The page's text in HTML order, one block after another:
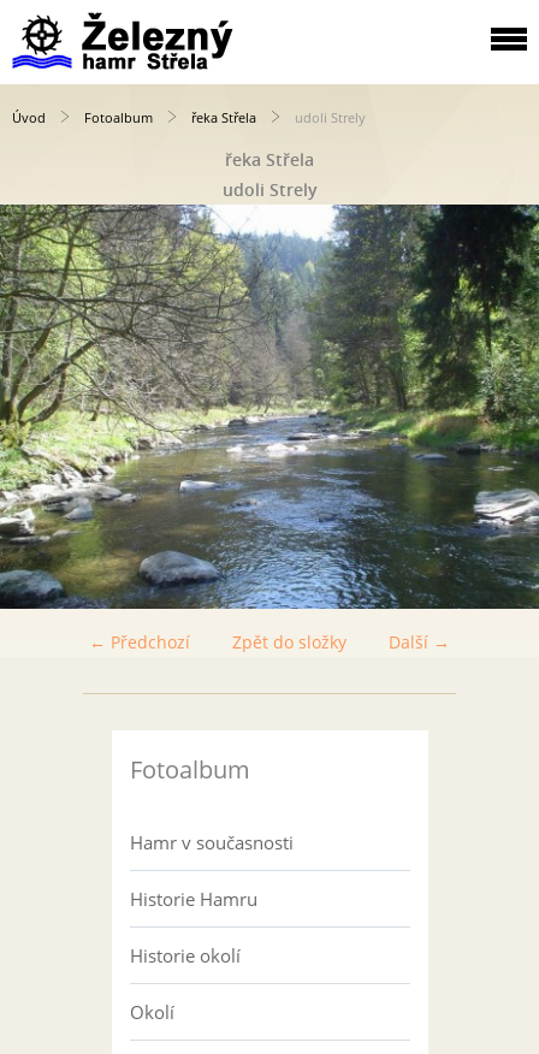
Úvod Fotoalbum řeka Střela udoli Strely
řeka Střela
udoli Strely
← Předchozí Další →
Zpět do složky
Fotoalbum
Hamr v současnosti
Historie Hamru
Historie okolí
Okolí